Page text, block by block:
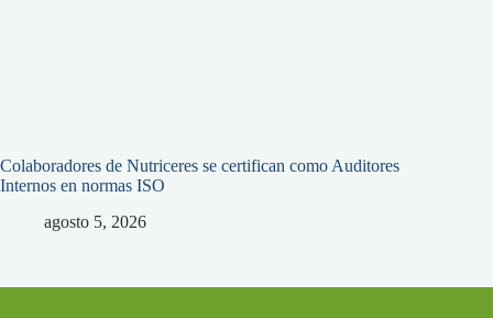
Colaboradores de Nutriceres se certifican como Auditores
Internos en normas ISO
agosto 5, 2026